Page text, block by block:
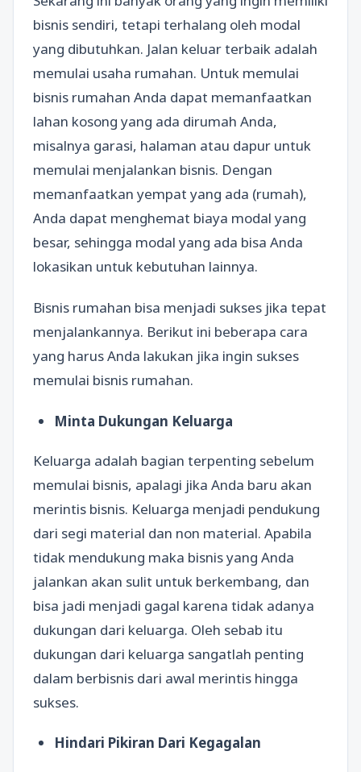
bisnis sendiri, tetapi terhalang oleh modal
yang dibutuhkan. Jalan keluar terbaik adalah
memulai usaha rumahan. Untuk memulai
bisnis rumahan Anda dapat memanfaatkan
lahan kosong yang ada dirumah Anda,
misalnya garasi, halaman atau dapur untuk
memulai menjalankan bisnis. Dengan
memanfaatkan yempat yang ada (rumah),
Anda dapat menghemat biaya modal yang
besar, sehingga modal yang ada bisa Anda
lokasikan untuk kebutuhan lainnya.
Bisnis rumahan bisa menjadi sukses jika tepat
menjalankannya. Berikut ini beberapa cara
yang harus Anda lakukan jika ingin sukses
memulai bisnis rumahan.
Minta Dukungan Keluarga
Keluarga adalah bagian terpenting sebelum
memulai bisnis, apalagi jika Anda baru akan
merintis bisnis. Keluarga menjadi pendukung
dari segi material dan non material. Apabila
tidak mendukung maka bisnis yang Anda
jalankan akan sulit untuk berkembang, dan
bisa jadi menjadi gagal karena tidak adanya
dukungan dari keluarga. Oleh sebab itu
dukungan dari keluarga sangatlah penting
dalam berbisnis dari awal merintis hingga
sukses.
Hindari Pikiran Dari Kegagalan